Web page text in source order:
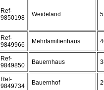
Ref-
9850198
Weideland
Ref-
9849966
Mehrfamilienhaus
Ref-
9849850
Bauernhaus
Ref-
9849734
Bauernhof